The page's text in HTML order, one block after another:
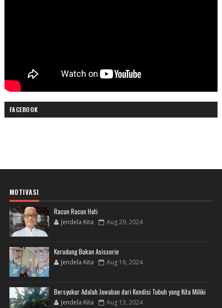
FACEBOOK
MOTIVASI
Racun Racun Hati
Jendela Kita Aug 29, 2024
Kerudung Bukan Asissorie
Jendela Kita Aug 16, 2024
Bersyukur Adalah Jawaban dari Kondisi Tubuh yang Kita Miliki
Jendela Kita Aug 13, 2024